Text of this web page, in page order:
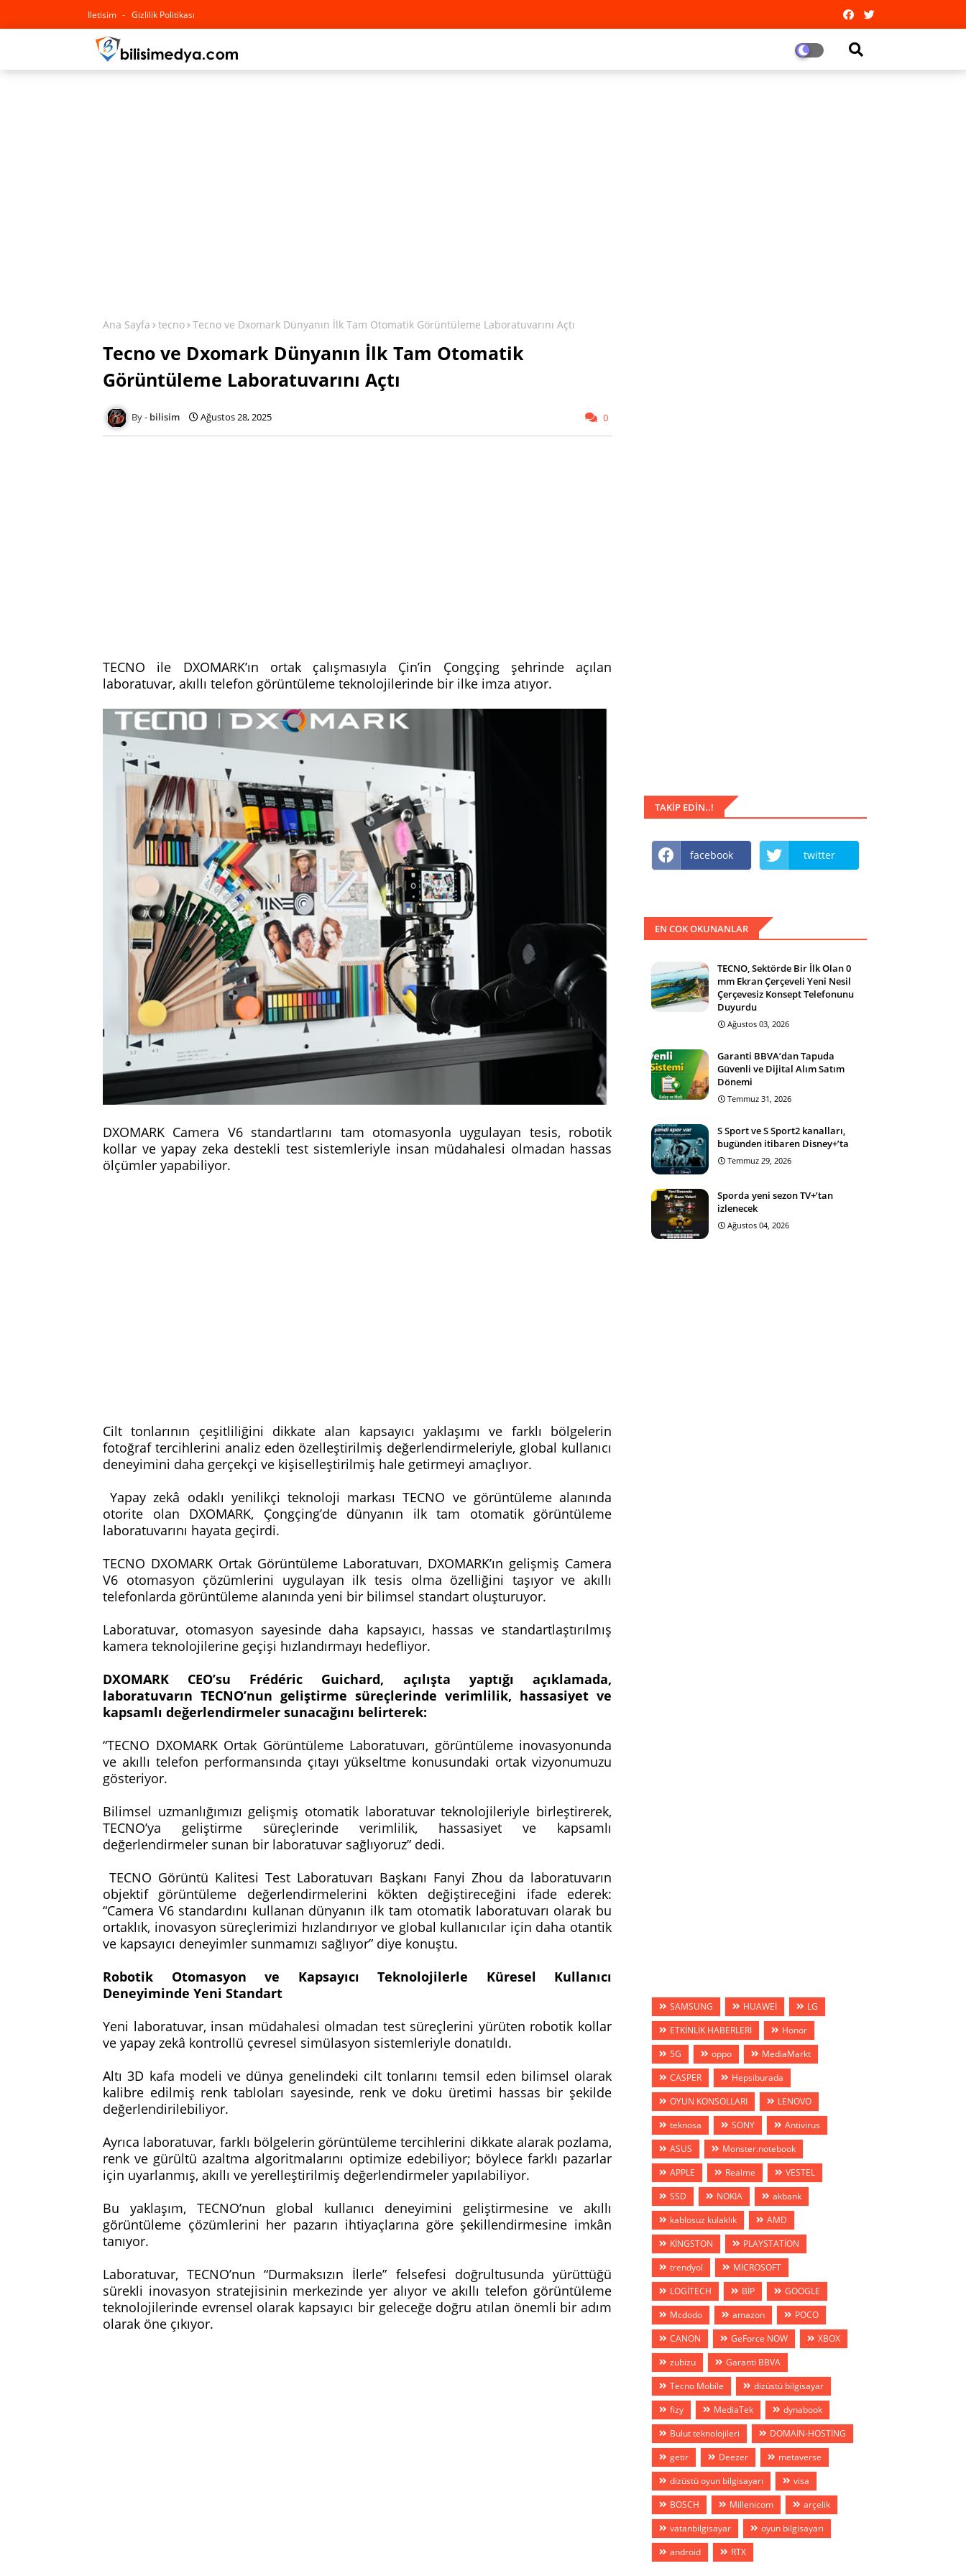
Iletisim Gizlilik Politikası
Ana Sayfa tecno Tecno ve Dxomark Dünyanın İlk Tam Otomatik Görüntüleme Laboratuvarını Açtı
Tecno ve Dxomark Dünyanın İlk Tam Otomatik
Görüntüleme Laboratuvarını Açtı
bilisim Ağustos 28, 2025 0
TECNO ile DXOMARK’ın ortak çalışmasıyla Çin’in Çongçing şehrinde açılan
laboratuvar, akıllı telefon görüntüleme teknolojilerinde bir ilke imza atıyor.
DXOMARK Camera V6 standartlarını tam otomasyonla uygulayan tesis, robotik
kollar ve yapay zeka destekli test sistemleriyle insan müdahalesi olmadan hassas
ölçümler yapabiliyor.
Cilt tonlarının çeşitliliğini dikkate alan kapsayıcı yaklaşımı ve farklı bölgelerin
fotoğraf tercihlerini analiz eden özelleştirilmiş değerlendirmeleriyle, global kullanıcı
deneyimini daha gerçekçi ve kişiselleştirilmiş hale getirmeyi amaçlıyor.
Yapay zekâ odaklı yenilikçi teknoloji markası TECNO ve görüntüleme alanında
otorite olan DXOMARK, Çongçing’de dünyanın ilk tam otomatik görüntüleme
laboratuvarını hayata geçirdi.
TECNO DXOMARK Ortak Görüntüleme Laboratuvarı, DXOMARK’ın gelişmiş Camera
V6 otomasyon çözümlerini uygulayan ilk tesis olma özelliğini taşıyor ve akıllı
telefonlarda görüntüleme alanında yeni bir bilimsel standart oluşturuyor.
Laboratuvar, otomasyon sayesinde daha kapsayıcı, hassas ve standartlaştırılmış
kamera teknolojilerine geçişi hızlandırmayı hedefliyor.
DXOMARK CEO’su Frédéric Guichard, açılışta yaptığı açıklamada,
laboratuvarın TECNO’nun geliştirme süreçlerinde verimlilik, hassasiyet ve
kapsamlı değerlendirmeler sunacağını belirterek:
“TECNO DXOMARK Ortak Görüntüleme Laboratuvarı, görüntüleme inovasyonunda
ve akıllı telefon performansında çıtayı yükseltme konusundaki ortak vizyonumuzu
gösteriyor.
Bilimsel uzmanlığımızı gelişmiş otomatik laboratuvar teknolojileriyle birleştirerek,
TECNO’ya geliştirme süreçlerinde verimlilik, hassasiyet ve kapsamlı
değerlendirmeler sunan bir laboratuvar sağlıyoruz” dedi.
TECNO Görüntü Kalitesi Test Laboratuvarı Başkanı Fanyi Zhou da laboratuvarın
objektif görüntüleme değerlendirmelerini kökten değiştireceğini ifade ederek:
“Camera V6 standardını kullanan dünyanın ilk tam otomatik laboratuvarı olarak bu
ortaklık, inovasyon süreçlerimizi hızlandırıyor ve global kullanıcılar için daha otantik
ve kapsayıcı deneyimler sunmamızı sağlıyor” diye konuştu.
Robotik Otomasyon ve Kapsayıcı Teknolojilerle Küresel Kullanıcı
Deneyiminde Yeni Standart
Yeni laboratuvar, insan müdahalesi olmadan test süreçlerini yürüten robotik kollar
ve yapay zekâ kontrollü çevresel simülasyon sistemleriyle donatıldı.
Altı 3D kafa modeli ve dünya genelindeki cilt tonlarını temsil eden bilimsel olarak
kalibre edilmiş renk tabloları sayesinde, renk ve doku üretimi hassas bir şekilde
değerlendirilebiliyor.
Ayrıca laboratuvar, farklı bölgelerin görüntüleme tercihlerini dikkate alarak pozlama,
renk ve gürültü azaltma algoritmalarını optimize edebiliyor; böylece farklı pazarlar
için uyarlanmış, akıllı ve yerelleştirilmiş değerlendirmeler yapılabiliyor.
Bu yaklaşım, TECNO’nun global kullanıcı deneyimini geliştirmesine ve akıllı
görüntüleme çözümlerini her pazarın ihtiyaçlarına göre şekillendirmesine imkân
tanıyor.
Laboratuvar, TECNO’nun “Durmaksızın İlerle” felsefesi doğrultusunda yürüttüğü
sürekli inovasyon stratejisinin merkezinde yer alıyor ve akıllı telefon görüntüleme
teknolojilerinde evrensel olarak kapsayıcı bir geleceğe doğru atılan önemli bir adım
olarak öne çıkıyor.
TAKIP EDIN..!
facebook twitter
EN COK OKUNANLAR
TECNO, Sektörde Bir İlk Olan 0
mm Ekran Çerçeveli Yeni Nesil
Çerçevesiz Konsept Telefonunu
Duyurdu
Ağustos 03, 2026
Garanti BBVA’dan Tapuda
Güvenli ve Dijital Alım Satım
Dönemi
Temmuz 31, 2026
S Sport ve S Sport2 kanalları,
bugünden itibaren Disney+’ta
Temmuz 29, 2026
Sporda yeni sezon TV+’tan
izlenecek
Ağustos 04, 2026
SAMSUNG HUAWEİ
LG
ETKİNLİK HABERLERİ
Honor
5G
oppo
MediaMarkt
CASPER
Hepsiburada
OYUN KONSOLLARI
LENOVO
teknosa
SONY
Antivirus
ASUS
Monster.notebook
APPLE
Realme
VESTEL
SSD
NOKIA
akbank
kablosuz kulaklık
AMD
KİNGSTON
PLAYSTATİON
trendyol
MİCROSOFT
LOGİTECH
BİP
GOOGLE
Mcdodo
amazon
POCO
CANON
GeForce NOW
XBOX
zubizu
Garanti BBVA
Tecno Mobile
dizüstü bilgisayar
fizy
MediaTek
dynabook
Bulut teknolojileri
DOMAİN-HOSTİNG
getir
Deezer
metaverse
dizüstü oyun bilgisayarı
visa
BOSCH
Millenicom
arçelik
vatanbilgisayar
oyun bilgisayarı
android
RTX